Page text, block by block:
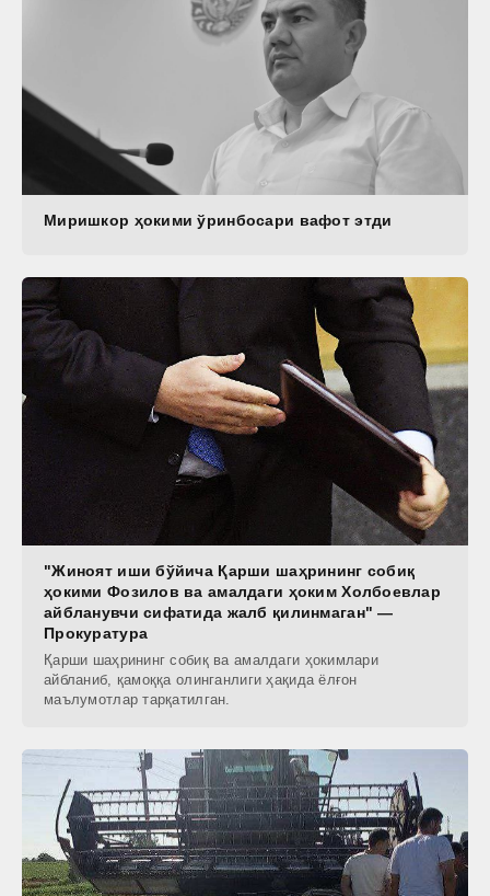
Миришкор ҳокими ўринбосари вафот этди
"Жиноят иши бўйича Қарши шаҳрининг собиқ
ҳокими Фозилов ва амалдаги ҳоким Холбоевлар
айбланувчи сифатида жалб қилинмаган" —
Прокуратура
Қарши шаҳрининг собиқ ва амалдаги ҳокимлари
айбланиб, қамоққа олинганлиги ҳақида ёлғон
маълумотлар тарқатилган.